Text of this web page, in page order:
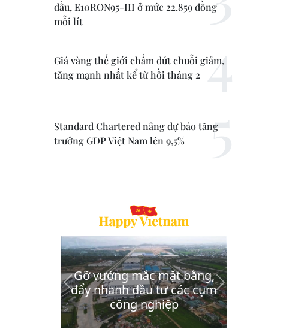
dầu, E10RON95-III ở mức 22.859 đồng
mỗi lít
Giá vàng thế giới chấm dứt chuỗi giảm,
tăng mạnh nhất kể từ hồi tháng 2
Standard Chartered nâng dự báo tăng
trưởng GDP Việt Nam lên 9,5%